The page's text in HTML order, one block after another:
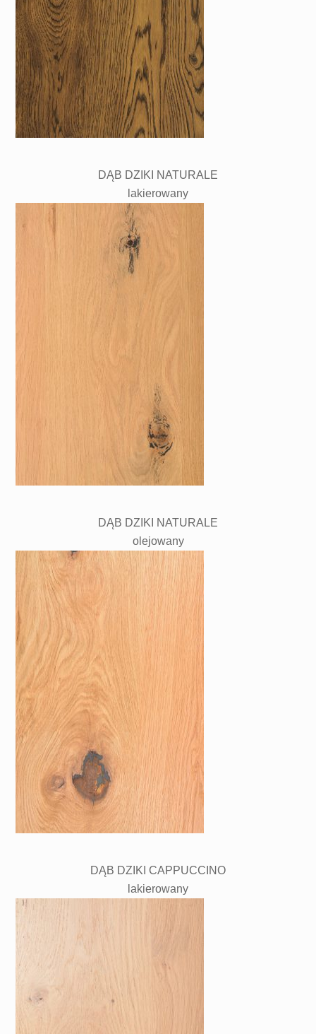
DĄB DZIKI NATURALE
lakierowany
DĄB DZIKI NATURALE
olejowany
DĄB DZIKI CAPPUCCINO
lakierowany